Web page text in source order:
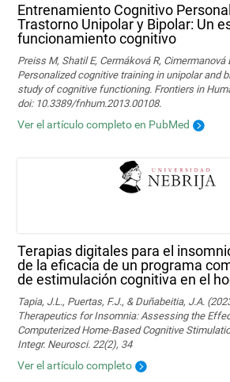
Entrenamiento Cognitivo
Trastorno Unipolar y Bipolar: Un
funcionamiento cognitivo
Preiss M, Shatil E, Cermáková R, Cimermanová
Personalized cognitive training in unipolar and
study of cognitive functioning. Frontiers in
doi: 10.3389/fnhum.2013.00108.
Ver el artículo completo en PubMed
Terapias digitales para el
de la eficacia de un programa
de estimulación cognitiva en el
Tapia, J.L., Puertas, F.J., & Duñabeitia, J.A.
Therapeutics for Insomnia: Assessing the
Computerized Home-Based Cognitive
Integr. Neurosci. 22(2), 34
Ver el artículo completo